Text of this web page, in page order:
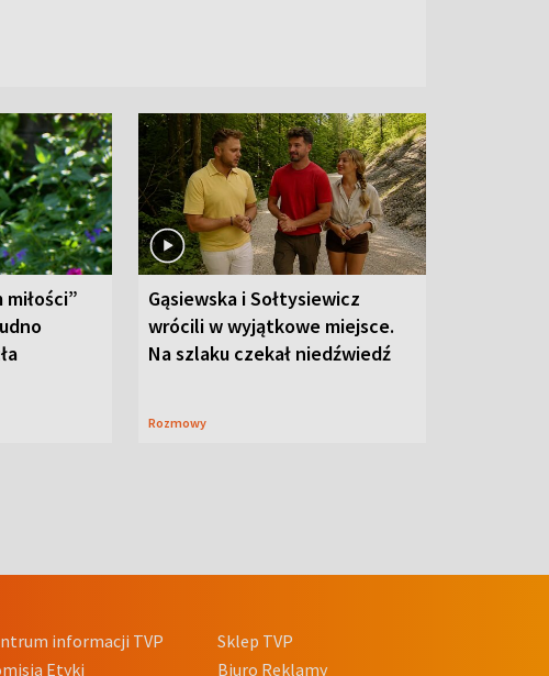
Gąsiewska i Sołtysiewicz
wrócili w wyjątkowe miejsce.
Na szlaku czekał niedźwiedź
Rozmowy
informacji TVP
Etyki
Sklep TVP
Biuro Reklamy